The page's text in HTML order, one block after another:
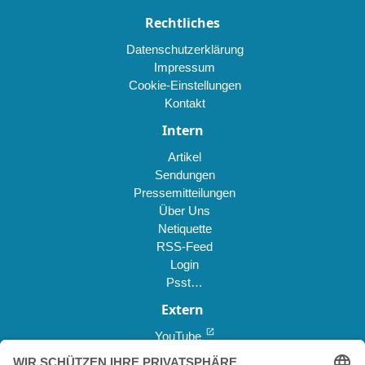
Rechtliches
Datenschutzerklärung
Impressum
Cookie-Einstellungen
Kontakt
Intern
Artikel
Sendungen
Pressemitteilungen
Über Uns
Netiquette
RSS-Feed
Login
Psst…
Extern
YouTube open_in_new
Reddit *